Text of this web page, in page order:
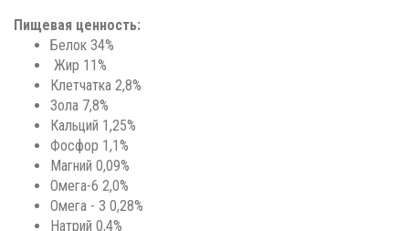
Пищевая ценность:
Белок 34%
Жир 11%
Клетчатка 2,8%
Зола 7,8%
Кальций 1,25%
Фосфор 1,1%
Магний 0,09%
Омега-6 2,0%
Омега - 3 0,28%
Натрий 0,4%